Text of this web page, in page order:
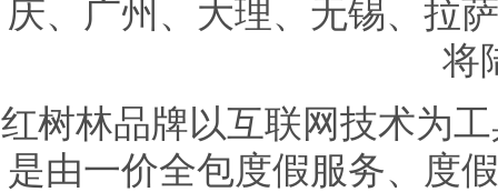
庆、广州、大理、无锡、拉
将
红树林品牌以互联网技术为
是由一价全包度假服务、度